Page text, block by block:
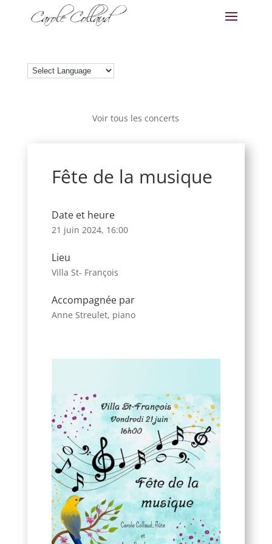
Voir tous les concerts
Fête de la musique
Date et heure
21 juin 2024, 16:00
Lieu
Villa St- François
Accompagnée par
Anne Streulet, piano